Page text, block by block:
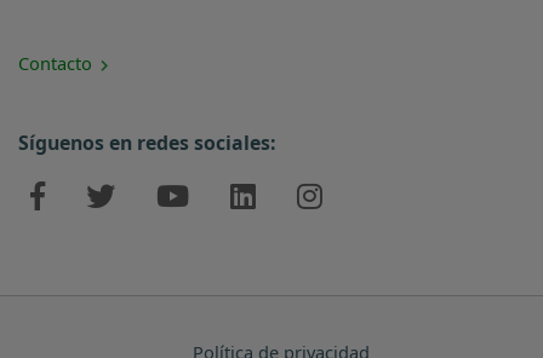
Contacto
Síguenos en redes sociales:
Política de privacidad